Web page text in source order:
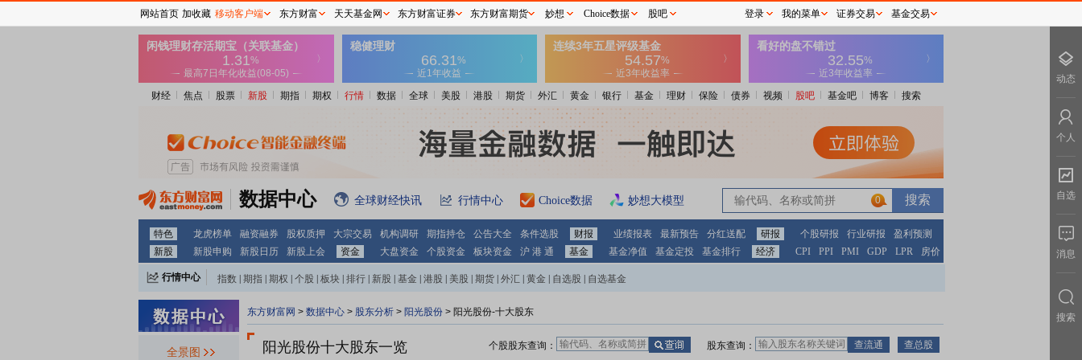
财经 焦点 股票 新股 期指 期权 行情 数据 全球 美股 港股 期货 外汇 黄金 银行 基金 理财 保险 债券 视频 股吧 基金吧 博客 搜索
数据中心 全球财经快讯 行情中心 Choice数据 妙想大模型 0
特色 龙虎榜单 融资融券 股权质押 大宗交易 机构调研 期指持仓 公告大全 条件选股 财报 业绩报表 最新预告 分红送配 研报 个股研报 行业研报
盈利预测
新股
新股申购 新股日历 新股上会 资金 大盘资金 个股资金 板块资金 沪 港 通 基金 基金净值 基金定投 基金排行 经济 CPI PPI PMI GDP LPR 房价
行情中心 指数 期指 期权 个股 板块 排行 新股 基金 港股 美股 期货 外汇 黄金 自选股 自选基金
全景图
东方财富网 > 数据中心 > 股东分析 > 阳光股份 > 阳光股份-十大股东
阳光股份十大股东一览 股东查询：
个股股东查询：
网站首页 加收藏 移动客户端 东方财富 天天基金网 东方财富证券 东方财富期货 妙想 Choice数据 股吧 登录 我的菜单 证券交易 基金交易
动态
个人
自选
消息
搜索